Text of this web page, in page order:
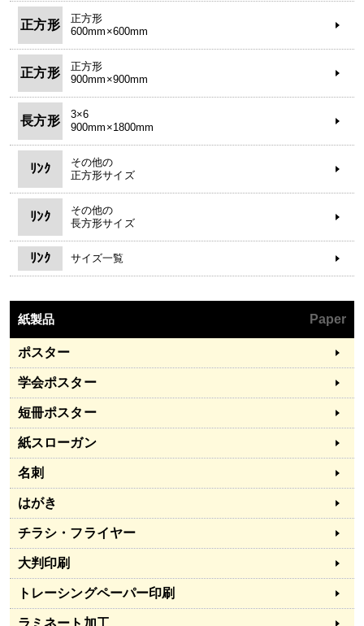
正方形
正方形
600mm×600mm
正方形
正方形
900mm×900mm
長方形
3×6
900mm×1800mm
ﾘﾝｸ
その他の
正方形サイズ
ﾘﾝｸ
その他の
長方形サイズ
ﾘﾝｸ サイズ一覧
紙製品 Paper
ポスター
学会ポスター
短冊ポスター
紙スローガン
名刺
はがき
チラシ・フライヤー
大判印刷
トレーシングペーパー印刷